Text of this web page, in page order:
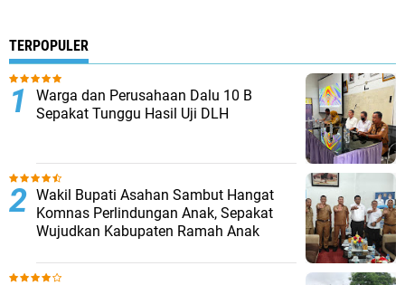
TERPOPULER
Warga dan Perusahaan Dalu 10 B
Sepakat Tunggu Hasil Uji DLH
Wakil Bupati Asahan Sambut Hangat
Komnas Perlindungan Anak, Sepakat
Wujudkan Kabupaten Ramah Anak